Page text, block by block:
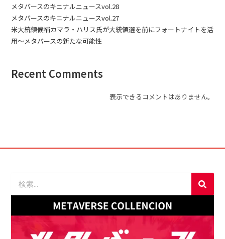
メタバースのキニナルニュースvol.28
メタバースのキニナルニュースvol.27
米大統領候補カマラ・ハリス氏が大統領選を前にフォートナイトを活
用〜メタバースの新たな可能性
Recent Comments
表示できるコメントはありません。